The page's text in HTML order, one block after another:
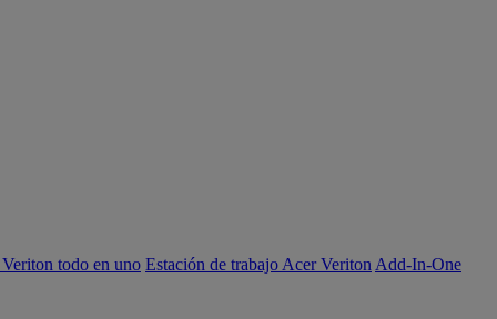
todo en uno Estación de trabajo Acer Veriton Add-In-One